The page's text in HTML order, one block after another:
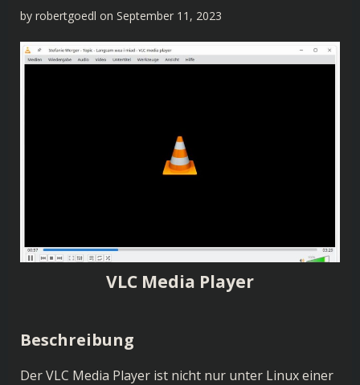
by robertgoedl on September 11, 2023
VLC Media Player
Beschreibung
Der VLC Media Player ist nicht nur unter Linux einer